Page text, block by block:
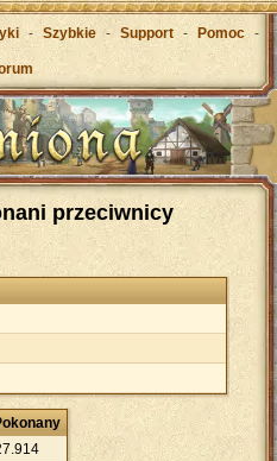
- Szybkie - Support - Pomoc -
przeciwnicy
.914